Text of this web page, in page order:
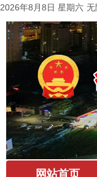
2026年8月8日 星期六 无